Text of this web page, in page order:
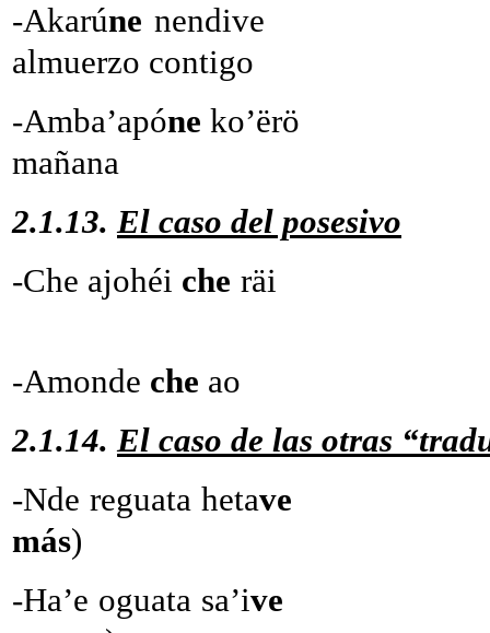
-Akarúne
almuerzo contigo
-Amba’apóne
mañana
2.1.13.El caso del posesivo
-Che ajohéi che räi -Yo
-Amonde che ao
2.1.14.El caso de las otras
-Nde reguata hetave
más)
-Ha’e oguata sa’i